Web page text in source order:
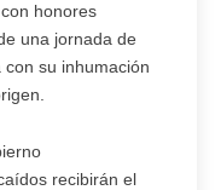
honores
una jornada de
su inhumación
recibirán el